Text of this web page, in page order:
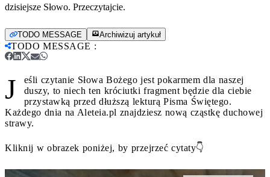
dzisiejsze Słowo. Przeczytajcie.
TODO MESSAGE Archiwizuj artykuł
TODO MESSAGE :
J
eśli czytanie Słowa Bożego jest pokarmem dla naszej
duszy, to niech ten króciutki fragment będzie dla ciebie
przystawką przed dłuższą lekturą Pisma Świętego.
Każdego dnia na Aleteia.pl znajdziesz nową cząstkę duchowej
strawy.
Kliknij w obrazek poniżej, by przejrzeć cytaty👇